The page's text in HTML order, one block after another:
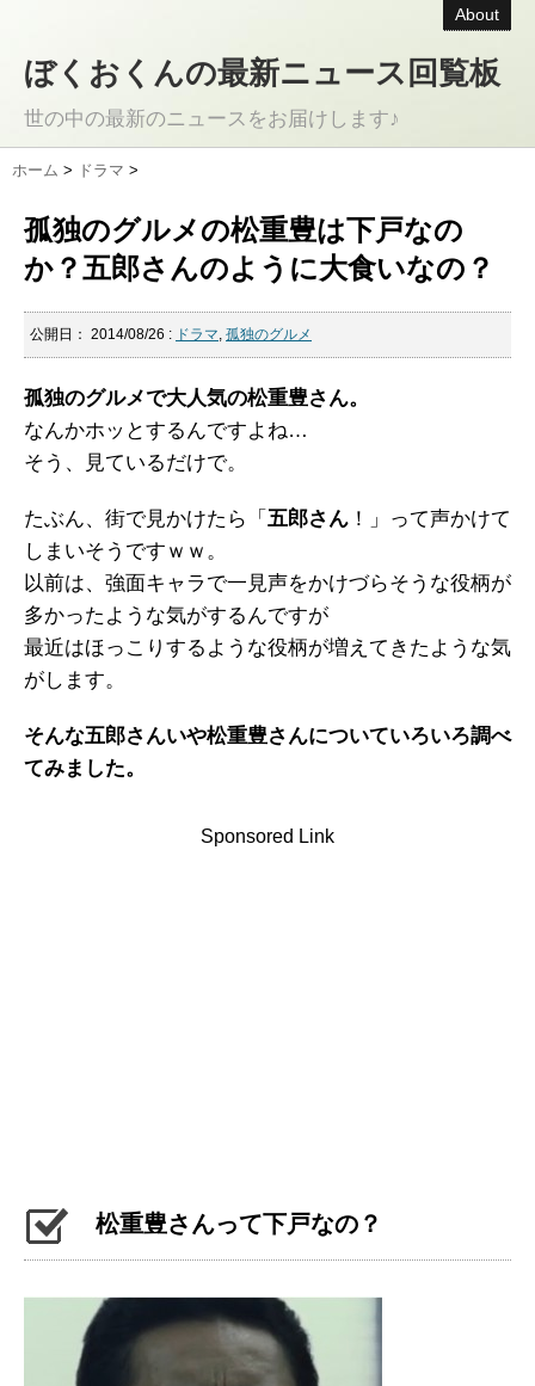
About
ぼくおくんの最新ニュース回覧板
世の中の最新のニュースをお届けします♪
ホーム > ドラマ >
孤独のグルメの松重豊は下戸なの
か？五郎さんのように大食いなの？
公開日： 2014/08/26 : ドラマ, 孤独のグルメ
孤独のグルメで大人気の松重豊さん。
なんかホッとするんですよね…
そう、見ているだけで。
たぶん、街で見かけたら「 五郎さん ！」って声かけて
しまいそうですｗｗ。
以前は、強面キャラで一見声をかけづらそうな役柄が
多かったような気がするんですが
最近はほっこりするような役柄が増えてきたような気
がします。
そんな五郎さんいや松重豊さんについていろいろ調べ
てみました。
Sponsored Link
松重豊さんって下戸なの？